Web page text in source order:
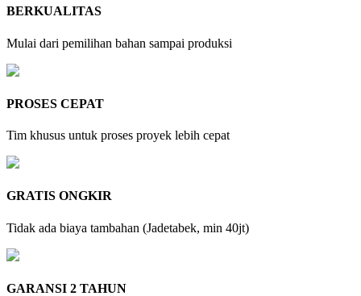
BERKUALITAS
Mulai dari pemilihan bahan sampai produksi
PROSES CEPAT
Tim khusus untuk proses proyek lebih cepat
GRATIS ONGKIR
Tidak ada biaya tambahan (Jadetabek, min 40jt)
GARANSI 2 TAHUN